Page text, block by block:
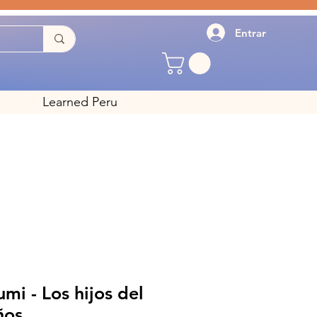
Entrar
Learned Peru
- Los hijos del